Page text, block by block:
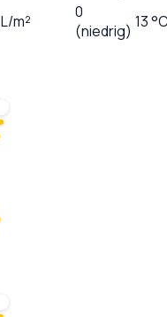
L/m²
0
(niedrig) 13